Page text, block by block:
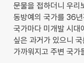
문물을 접하더니 우리
동방예의 국가를 36
국가마다 미개발 시대
싶은 과거가 있으니
가까워지고 주변 국가